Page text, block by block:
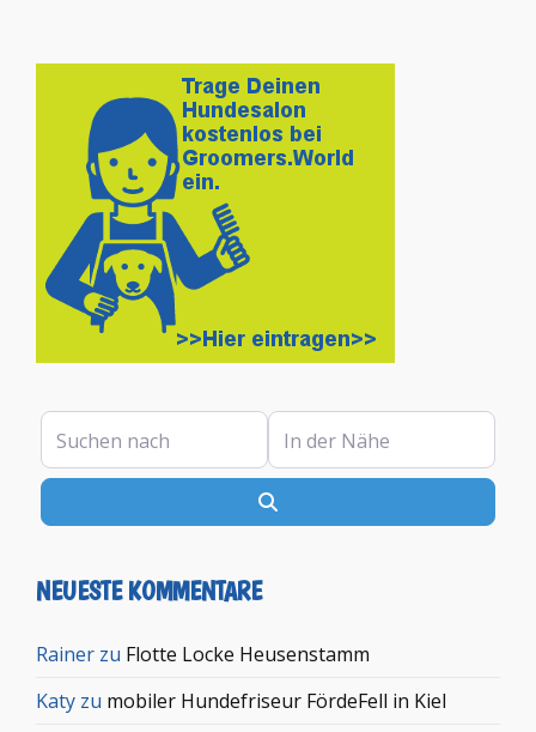
Suchen nach In der Nähe
NEUESTE KOMMENTARE
Rainer zu Flotte Locke Heusenstamm
Katy zu mobiler Hundefriseur FördeFell in Kiel